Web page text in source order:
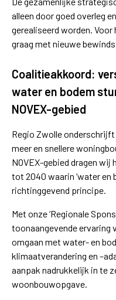
alleen door goed overleg
gerealiseerd worden.
graag met nieuwe
Coalitieakkoord:
water en bodem
NOVEX-gebied
Regio Zwolle
meer en snellere
NOVEX-gebied dragen
tot 2040 waarin ‘water en
richtinggevend principe.
Met onze ‘Regionale
toonaangevende ervaring
omgaan met water- en
klimaatverandering en
aanpak nadrukkelijk in te
woonbouwopgave.